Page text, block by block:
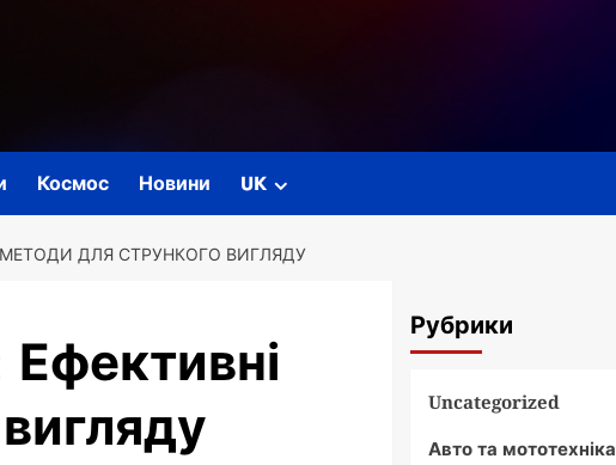
Космос Новини UK
ДЛЯ СТРУНКОГО ВИГЛЯДУ
Рубрики
Uncategorized
Авто та мототехніка